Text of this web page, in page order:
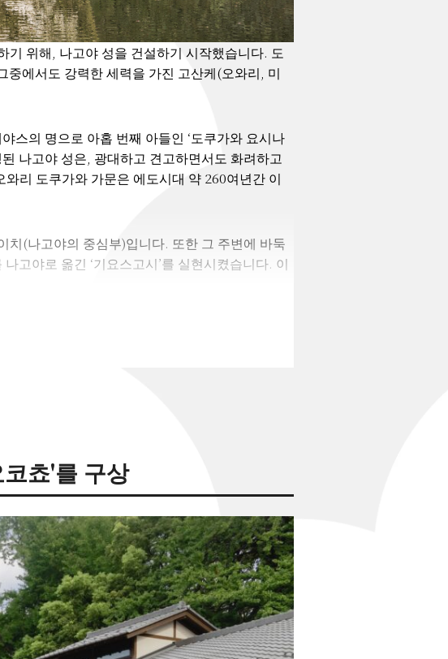
기 위해, 나고야 성을 건설하기 시작했습니다. 도
중에서도 강력한 세력을 가진 고산케(오와리, 미
스의 명으로 아홉 번째 아들인 ‘도쿠가와 요시나
나고야 성은, 광대하고 견고하면서도 화려하고
리 도쿠가와 가문은 에도시대 약 260여년간 이
(나고야의 중심부)입니다. 또한 그 주변에 바둑
고야로 옮긴 ‘기요스고시’를 실현시켰습니다. 이
하여, 답례품이나 기념품으로 오와리의 명물을
쵸'를 구상